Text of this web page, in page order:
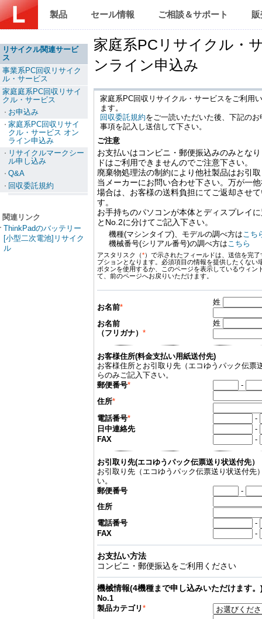
製品 セール情報 ご相談＆サポート
リサイクル関連サービ
ス
事業系PC回収リサイク
ル・サービス
家庭庭系PC回収リサイ
クル・サービス
お申込み
家庭系PC回収リサイ
クル・サービス オン
ライン申込み
リサイクルマークシー
ル申し込み
Q&A
回収委託規約
関連リンク
ThinkPadのバッテリー
[小型二次電池]リサイク
ル
家庭系PCリサイクル・
ンライン申込み
家庭系PC回収リサイクル・サービスをご利用
ます。
回収委託規約をご一読いただいた後、下記の
事項を記入し送信して下さい。
ご注意
お支払いはコンビニ・郵便振込みのみとな
ドはご利用できませんのでご注意下さい。
廃棄物処理法の制約により他社製品はお引
当メーカーにお問い合わせ下さい。万が一
場合は、お客様の送料負担にてご返却させ
す。
お手持ちのパソコンが本体とディスプレイ
とNo.2に分けてご記入下さい。
機種(マシンタイプ)、モデルの調べ方はこち
機械番号(シリアル番号)の調べ方はこちら
アスタリスク（*）で示されたフィールドは、送信を完
プションとなります。必須項目の情報を提供したくな
ボタンを使用するか、このページを表示しているウィ
て、前のページへお戻りいただけます。
お名前*
姓
お名前
（フリガナ） *
姓
お客様住所(料金支払い用紙送付先)
お客様住所とお引取り先（エコゆうパック伝票
らのみご記入下さい。
郵便番号*
-
住所*
電話番号*
-
日中連絡先
-
FAX
-
お引取り先(エコゆうパック伝票送り状送付先）
お引取り先（エコゆうパック伝票送り状送付先
い。
郵便番号
-
住所
電話番号
-
FAX
-
お支払い方法
コンビニ・郵便振込をご利用ください
機械情報(4機種まで申し込みいただけます。
No.1
製品カテゴリ*